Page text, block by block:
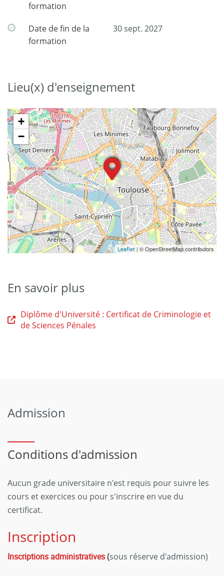
formation
Date de fin de la
formation
30 sept. 2027
Lieu(x) d'enseignement
+
−
Leaflet| © OpenStreetMap contributors
En savoir plus
Diplôme d'Université : Certificat de Criminologie et
de Sciences Pénales
Admission
Conditions d'admission
Aucun grade universitaire n'est requis pour suivre les
cours et exercices ou pour s'inscrire en vue du
certificat.
Inscription
Inscriptions administratives(sous réserve d'admission)